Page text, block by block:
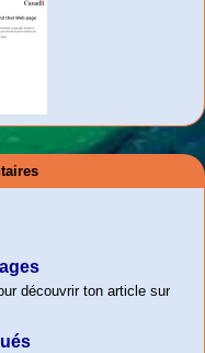
en
|
en
à la
de
découvrir ton article sur